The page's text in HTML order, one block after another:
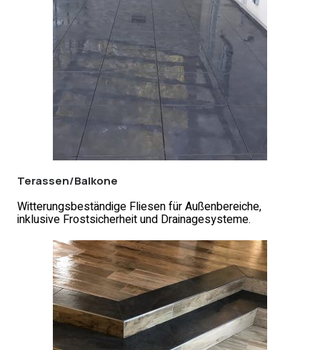
Terassen/Balkone
Witterungsbeständige Fliesen für Außenbereiche,
inklusive Frostsicherheit und Drainagesysteme.